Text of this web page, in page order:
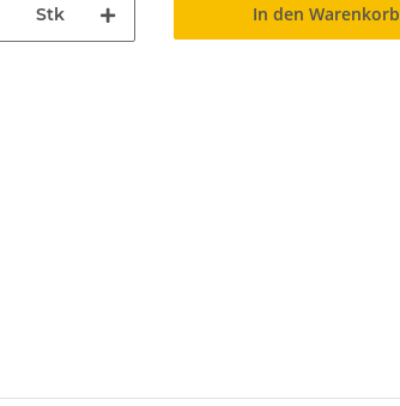
Stk In den Warenkorb